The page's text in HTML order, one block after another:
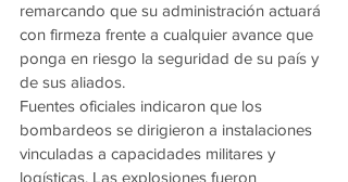
remarcando que su administración actuará
con firmeza frente a cualquier avance que
ponga en riesgo la seguridad de su país y
de sus aliados.
Fuentes oficiales indicaron que los
bombardeos se dirigieron a instalaciones
vinculadas a capacidades militares y
logísticas. Las explosiones fueron